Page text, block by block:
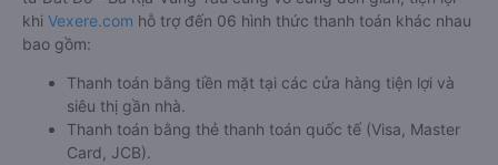
khi Vexere.com hỗ trợ đến 06 hình thức thanh toán khác nhau
bao gồm:
Thanh toán bằng tiền mặt tại các cửa hàng tiện lợi và
siêu thị gần nhà.
Thanh toán bằng thẻ thanh toán quốc tế (Visa, Master
Card, JCB).